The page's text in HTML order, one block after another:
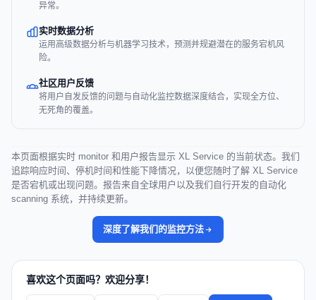
异常。
实时数据分析
运用高级数据分析与机器学习技术，预测并规避潜在的服务宕机风
险。
社区用户反馈
将用户自发反馈的问题与自动化监控数据深度结合，实现全方位、
无死角的覆盖。
本页面根据实时 monitor 和用户报告显示 XL Service 的当前状态。我们
追踪响应时间、停机时间和性能下降情况，以便您随时了解 XL Service
是否宕机或出现问题。报告来自全球用户以及我们自行开发的自动化
scanning 系统，并持续更新。
深度了解我们的监控方法
喜欢这个页面吗？欢迎分享！